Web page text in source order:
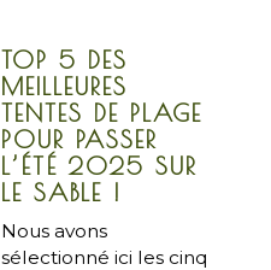
TOP 5 DES
MEILLEURES
TENTES DE PLAGE
POUR PASSER
L’ÉTÉ 2025 SUR
LE SABLE !
Nous avons
sélectionné ici les cinq